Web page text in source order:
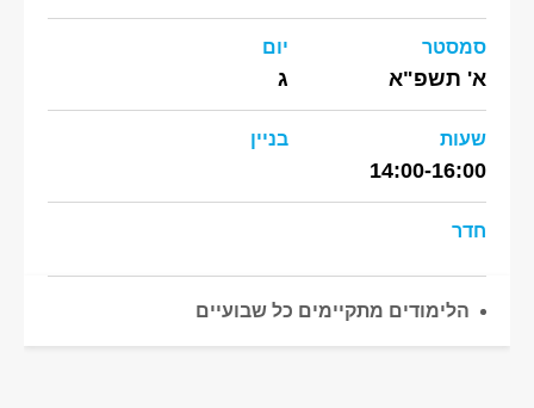
סמסטר
א' תשפ"א
יום
ג
שעות
14:00-16:00
בניין
חדר
הלימודים מתקיימים כל שבועיים